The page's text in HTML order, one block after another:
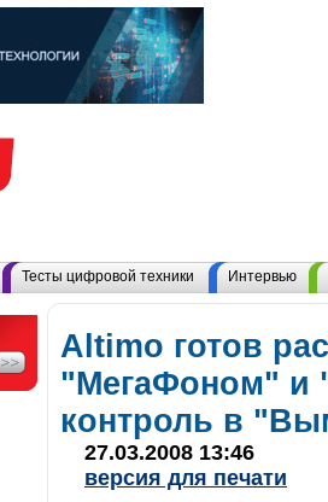
Тесты цифровой техники Интервью
Altimo готов
"МегаФоном" и
контроль в
27.03.2008 13:46
версия для печати